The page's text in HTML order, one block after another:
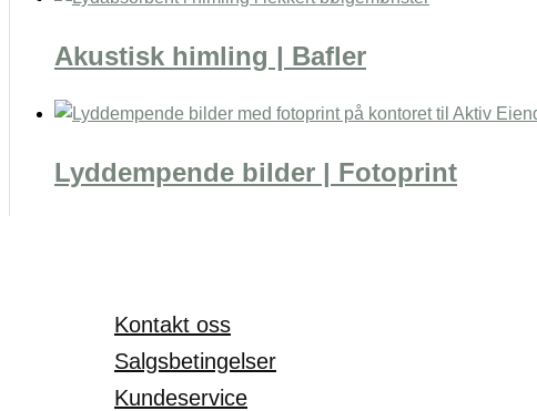
Akustisk himling | Bafler
Lyddempende bilder | Fotoprint
Kontakt oss
Salgsbetingelser
Kundeservice